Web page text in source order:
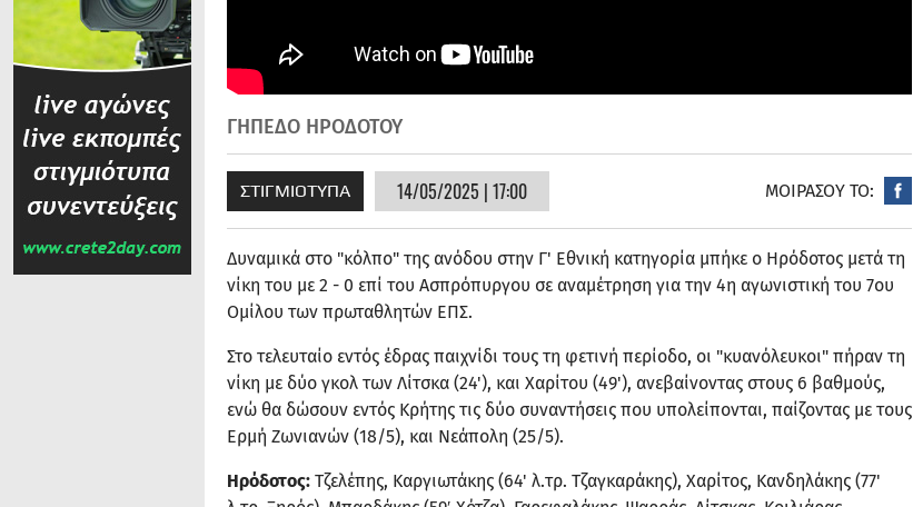
ΓΗΠΕΔΟ ΗΡΟΔΟΤΟΥ
ΣΤΙΓΜΙΟΤΥΠΑ 14/05/2025 | 17:00 ΜΟΙΡΑΣΟΥ ΤΟ:
Δυναμικά στο "κόλπο" της ανόδου στην Γ' Εθνική κατηγορία μπήκε ο Ηρόδοτος μετά τη
νίκη του με 2 - 0 επί του Ασπρόπυργου σε αναμέτρηση για την 4η αγωνιστική του 7ου
Ομίλου των πρωταθλητών ΕΠΣ.
Στο τελευταίο εντός έδρας παιχνίδι τους τη φετινή περίοδο, οι "κυανόλευκοι" πήραν τη
νίκη με δύο γκολ των Λίτσκα (24'), και Χαρίτου (49'), ανεβαίνοντας στους 6 βαθμούς,
ενώ θα δώσουν εντός Κρήτης τις δύο συναντήσεις που υπολείπονται, παίζοντας με τους
Ερμή Ζωνιανών (18/5), και Νεάπολη (25/5).
Ηρόδοτος: Τζελέπης, Καργιωτάκης (64' λ.τρ. Τζαγκαράκης), Χαρίτος, Κανδηλάκης (77'